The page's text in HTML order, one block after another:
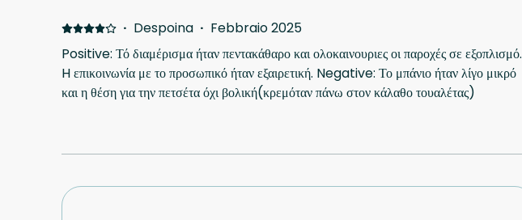
· Despoina · Febbraio 2025
Positive: Τό διαμέρισμα ήταν πεντακάθαρο και ολοκαινουριες οι παροχές σε εξοπλισμό.
H επικοινωνία με το προσωπικό ήταν εξαιρετική. Negative: Το μπάνιο ήταν λίγο μικρό
και η θέση για την πετσέτα όχι βολική(κρεμόταν πάνω στον κάλαθο τουαλέτας)